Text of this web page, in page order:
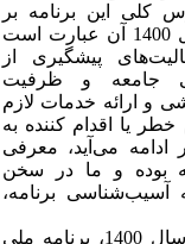
کلی این برنامه بر
اساس نسخه آذر ماه سال 1400 آن عبارت است
پیشگیری از
جامعه و ظرفیت
و ارائه خدمات لازم
یا اقدام کننده به
در ادامه می‌آید، معرفی
بوده و ما در سخن
آسیب‌شناسی برنامه،
بر اساس نسخه آذر ماه سال 1400، برنامه ملی